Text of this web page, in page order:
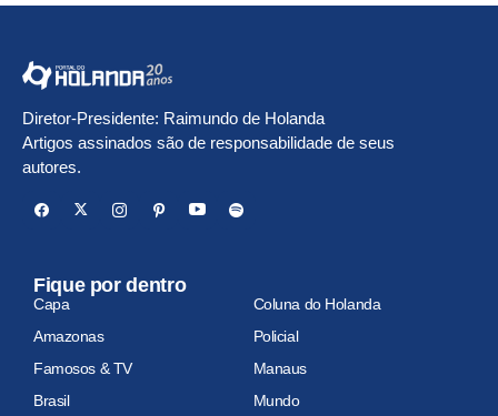
Diretor-Presidente: Raimundo de Holanda
Artigos assinados são de responsabilidade de seus
autores.
Fique por dentro
Capa
Coluna do Holanda
Amazonas
Policial
Famosos & TV
Manaus
Brasil
Mundo